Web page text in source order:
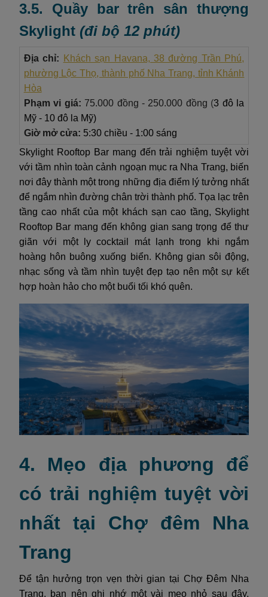
3.5. Quầy bar trên sân thượng
Skylight (đi bộ 12 phút)
Địa chỉ:
Khách sạn Havana, 38 đường Trần Phú,
phường Lộc Thọ, thành phố Nha Trang, tỉnh Khánh
Hòa
Phạm vi giá: 75.000 đồng - 250.000 đồng (3 đô la
Mỹ - 10 đô la Mỹ)
Giờ mở cửa: 5:30 chiều - 1:00 sáng
Skylight Rooftop Bar mang đến trải nghiệm tuyệt vời
với tầm nhìn toàn cảnh ngoạn mục ra Nha Trang, biến
nơi đây thành một trong những địa điểm lý tưởng nhất
để ngắm nhìn đường chân trời thành phố. Tọa lạc trên
tầng cao nhất của một khách sạn cao tầng, Skylight
Rooftop Bar mang đến không gian sang trọng để thư
giãn với một ly cocktail mát lạnh trong khi ngắm
hoàng hôn buông xuống biển. Không gian sôi động,
nhạc sống và tầm nhìn tuyệt đẹp tạo nên một sự kết
hợp hoàn hảo cho một buổi tối khó quên.
4. Mẹo địa phương để
có trải nghiệm tuyệt vời
nhất tại Chợ đêm Nha
Trang
Để tận hưởng trọn vẹn thời gian tại Chợ Đêm Nha
Trang, bạn nên ghi nhớ một vài mẹo nhỏ sau đây.